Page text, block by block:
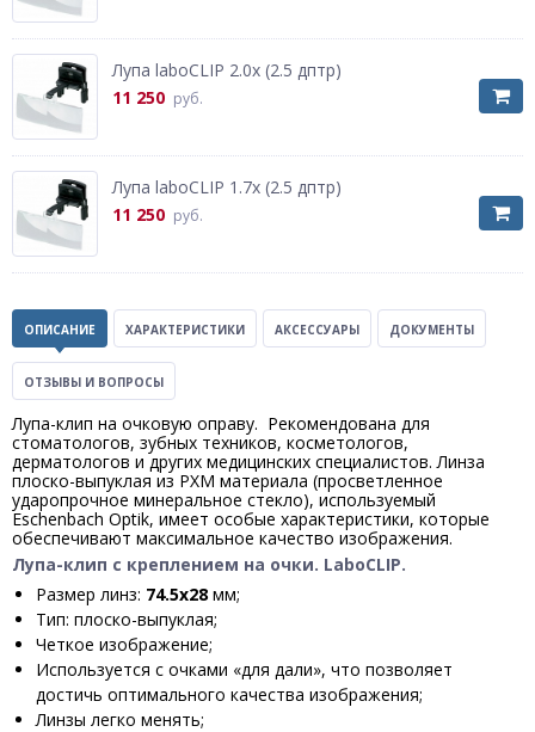
Лупа laboCLIP 2.0х (2.5 дптр)
11 250 руб.
Лупа laboCLIP 1.7х (2.5 дптр)
11 250 руб.
ОПИСАНИЕ ХАРАКТЕРИСТИКИ АКСЕССУАРЫ ДОКУМЕНТЫ
ОТЗЫВЫ И ВОПРОСЫ
Лупа-клип на очковую оправу. Рекомендована для
стоматологов, зубных техников, косметологов,
дерматологов и других медицинских специалистов. Линза
плоско-выпуклая из PXM материала (просветленное
ударопрочное минеральное стекло), используемый
Eschenbach Optik, имеет особые характеристики, которые
обеспечивают максимальное качество изображения.
Лупа-клип с креплением на очки. LaboCLIP.
Размер линз: 74.5х28 мм;
Тип: плоско-выпуклая;
Четкое изображение;
Используется с очками «для дали», что позволяет
достичь оптимального качества изображения;
Линзы легко менять;